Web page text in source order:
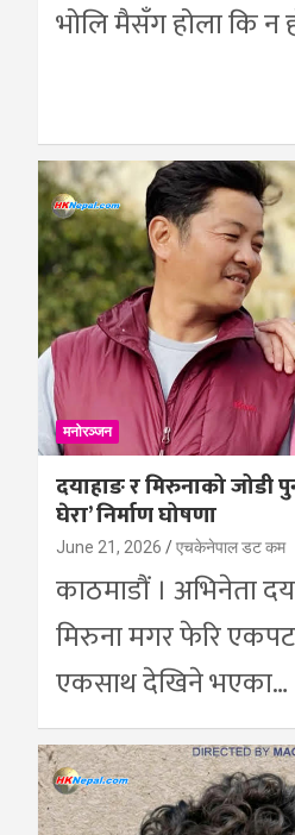
भोलि मैसँग होला कि
मनोरञ्जन
दयाहाङ र मिरुनाको जोडी
घेरा’ निर्माण घोषणा
June 21, 2026 एचकेनेपाल डट कम
काठमाडौं । अभिनेता
मिरुना मगर फेरि
एकसाथ देखिने भएका…